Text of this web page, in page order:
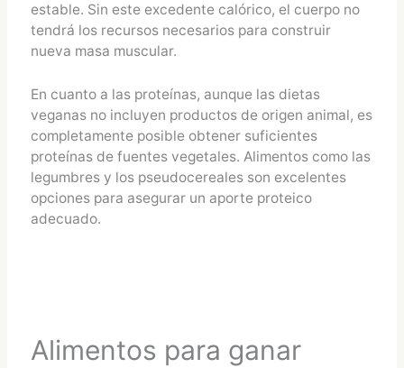
estable. Sin este excedente calórico, el cuerpo no
tendrá los recursos necesarios para construir
nueva masa muscular.
En cuanto a las proteínas, aunque las dietas
veganas no incluyen productos de origen animal, es
completamente posible obtener suficientes
proteínas de fuentes vegetales. Alimentos como las
legumbres y los pseudocereales son excelentes
opciones para asegurar un aporte proteico
adecuado.
Alimentos para ganar